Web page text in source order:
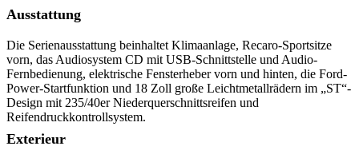
Ausstattung
Die Serienausstattung beinhaltet Klimaanlage, Recaro-Sportsitze
vorn, das Audiosystem CD mit USB-Schnittstelle und Audio-
Fernbedienung, elektrische Fensterheber vorn und hinten, die Ford-
Power-Startfunktion und 18 Zoll große Leichtmetallrädern im „ST“-
Design mit 235/40er Niederquerschnittsreifen und
Reifendruckkontrollsystem.
Exterieur